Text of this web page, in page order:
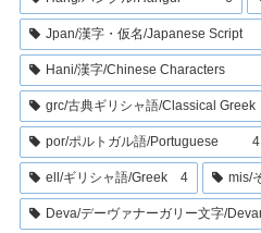
Jpan/漢字・仮名/Japanese Script
Hani/漢字/Chinese Characters
grc/古典ギリシャ語/Classical Greek
por/ポルトガル語/Portuguese 4
ell/ギリシャ語/Greek 4 mis/
Deva/デーヴァナーガリー文字/